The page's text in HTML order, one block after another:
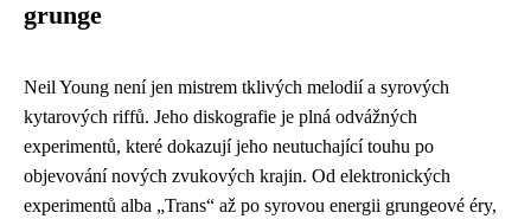
grunge
Neil Young není jen mistrem tklivých melodií a syrových
kytarových riffů. Jeho diskografie je plná odvážných
experimentů, které dokazují jeho neutuchající touhu po
objevování nových zvukových krajin. Od elektronických
experimentů alba „Trans“ až po syrovou energii grungeové éry,